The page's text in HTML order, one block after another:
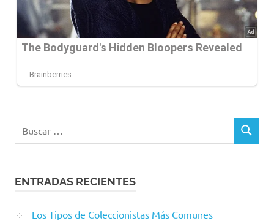
BUSCAR
ENTRADAS RECIENTES
Los Tipos de Coleccionistas Más Comunes